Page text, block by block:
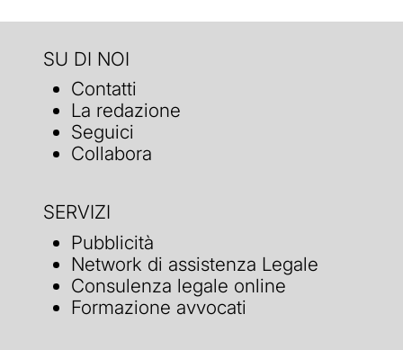
SU DI NOI
Contatti
La redazione
Seguici
Collabora
SERVIZI
Pubblicità
Network di assistenza Legale
Consulenza legale online
Formazione avvocati